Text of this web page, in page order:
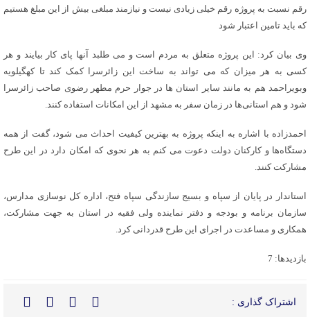
رقم نسبت به پروژه رقم خیلی زیادی نیست و نیازمند مبلغی بیش از این مبلغ هستیم
که باید تامین اعتبار شود
وی بیان کرد: این پروژه متعلق به مردم است و می طلبد آنها پای کار بیایند و هر
کسی به هر میزان که می تواند به ساخت این زائرسرا کمک کند تا کهگیلویه
وبویراحمد هم به مانند سایر استان ها در جوار حرم مطهر رضوی صاحب زائرسرا
شود و هم استانی‌ها در زمان سفر به مشهد از این امکانات استفاده کنند.
احمدزاده با اشاره به اینکه پروژه به بهترین کیفیت احداث می شود، گفت از همه
دستگاه‌ها و کارکنان دولت دعوت می کنم به هر نحوی که امکان دارد در این طرح
مشارکت کنند.
استاندار در پایان از سپاه و بسیج سازندگی سپاه فتح، اداره کل نوسازی مدارس،
سازمان برنامه و بودجه و دفتر نماینده ولی فقیه در استان به جهت مشارکت،
همکاری و مساعدت در اجرای این طرح قدردانی کرد.
بازدیدها: 7
اشتراک گذاری :